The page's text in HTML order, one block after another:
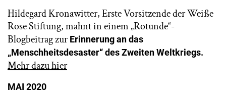
Hildegard Kronawitter, Erste Vorsitzende der Weiße
Rose Stiftung, mahnt in einem „Rotunde“-
Blogbeitrag zurErinnerung an das
„Menschheitsdesaster“ des Zweiten Weltkriegs.
Mehr dazu hier
MAI 2020